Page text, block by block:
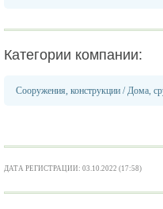
Категории компании:
Сооружения, конструкции /Дома,
ДАТА РЕГИСТРАЦИИ: 03.10.2022 (17:58)